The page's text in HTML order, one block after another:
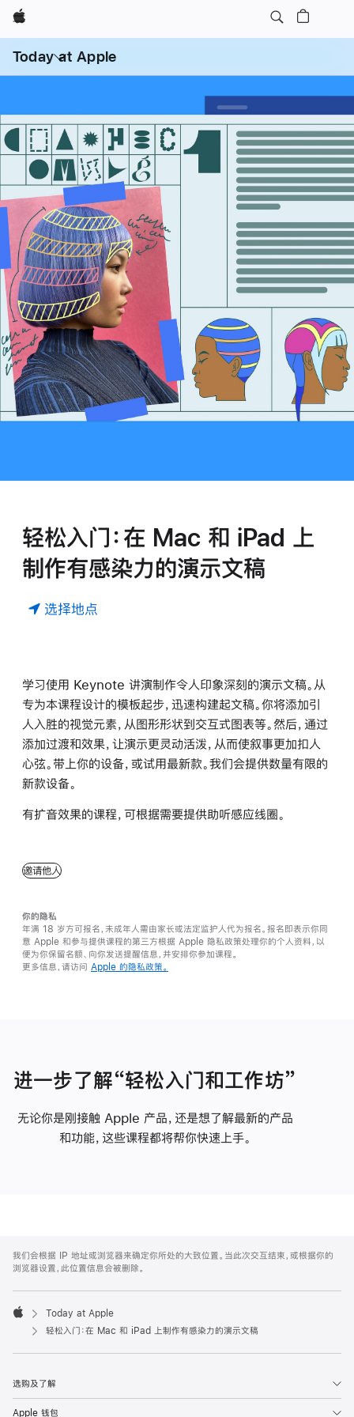
Apple
Today at Apple
单
轻松入门：在 Mac 和 iPad 上
制作有感染力的演示文稿
选择地点
学习使用 Keynote 讲演制作令人印象深刻的演示文稿。从
专为本课程设计的模板起步，迅速构建起文稿。你将添加引
人入胜的视觉元素，从图形形状到交互式图表等。然后，通过
添加过渡和效果，让演示更灵动活泼，从而使叙事更加扣人
心弦。带上你的设备，或试用最新款。我们会提供数量有限的
新款设备。
有扩音效果的课程，可根据需要提供助听感应线圈。
邀请他人
你的隐私
年满 18 岁方可报名，未成年人需由家长或法定监护人代为报名。报名即表示你同
意 Apple 和参与提供课程的第三方根据 Apple 隐私政策处理你的个人资料，以
便为你保留名额、向你发送提醒信息，并安排你参加课程。
更多信息，请访问 Apple 的隐私政策。
进一步了解“轻松入门和工作坊”
无论你是刚接触 Apple 产品，还是想了解最新的产品
和功能，这些课程都将帮你快速上手。
Footer
我们会根据 IP 地址或浏览器来确定你所处的大致位置。当此次交互结束，或根据你的
浏览器设置，此位置信息会被删除。
Apple
Today at Apple
轻松入门：在 Mac 和 iPad 上制作有感染力的演示文稿
选购及了解
Apple 钱包